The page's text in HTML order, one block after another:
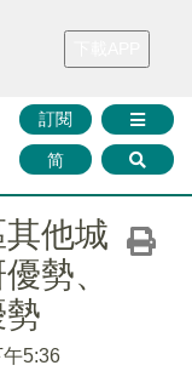
財華證券 媒體矩陣
訂閱
简
他城
勢、
5:36